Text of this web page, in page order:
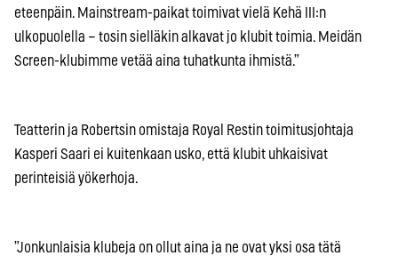
eteenpäin. Mainstream-paikat toimivat vielä Kehä III:n
ulkopuolella – tosin sielläkin alkavat jo klubit toimia. Meidän
Screen-klubimme vetää aina tuhatkunta ihmistä.”
Teatterin ja Robertsin omistaja Royal Restin toimitusjohtaja
Kasperi Saari ei kuitenkaan usko, että klubit uhkaisivat
perinteisiä yökerhoja.
”Jonkunlaisia klubeja on ollut aina ja ne ovat yksi osa tätä